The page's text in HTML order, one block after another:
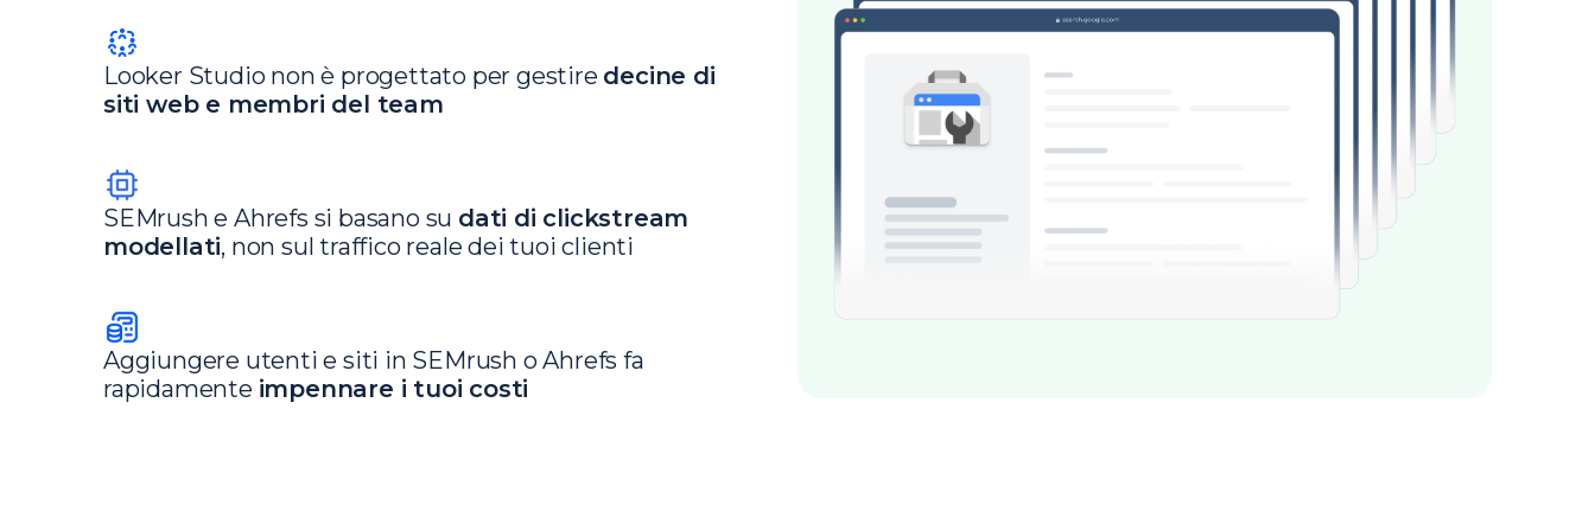
Looker Studio non è progettato per gestire decine di
siti web e membri del team
SEMrush e Ahrefs si basano su dati di clickstream
modellati, non sul traffico reale dei tuoi clienti
Aggiungere utenti e siti in SEMrush o Ahrefs fa
rapidamente impennare i tuoi costi